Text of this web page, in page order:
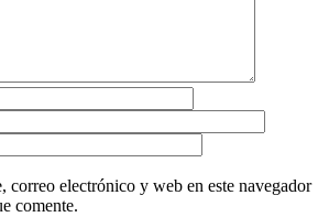
correo electrónico y web en este navegador
comente.